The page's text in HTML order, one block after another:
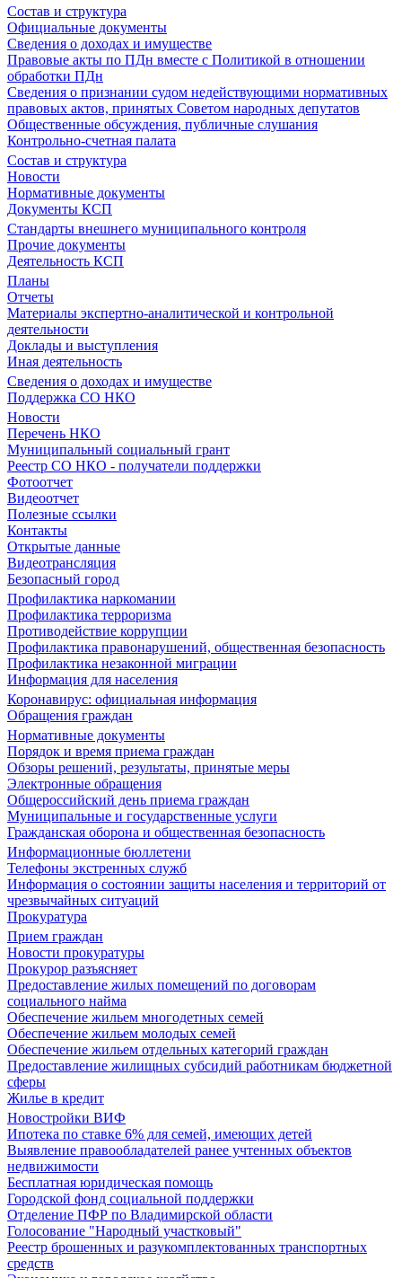
Состав и структура
Официальные документы
Сведения о доходах и имуществе
Правовые акты по ПДн вместе с Политикой в отношении
обработки ПДн
Сведения о признании судом недействующими нормативных
правовых актов, принятых Советом народных депутатов
Общественные обсуждения, публичные слушания
Контрольно-счетная палата
Состав и структура
Новости
Нормативные документы
Документы КСП
Стандарты внешнего муниципального контроля
Прочие документы
Деятельность КСП
Планы
Отчеты
Материалы экспертно-аналитической и контрольной
деятельности
Доклады и выступления
Иная деятельность
Сведения о доходах и имуществе
Поддержка СО НКО
Новости
Перечень НКО
Муниципальный социальный грант
Реестр СО НКО - получатели поддержки
Фотоотчет
Видеоотчет
Полезные ссылки
Контакты
Открытые данные
Видеотрансляция
Безопасный город
Профилактика наркомании
Профилактика терроризма
Противодействие коррупции
Профилактика правонарушений, общественная безопасность
Профилактика незаконной миграции
Информация для населения
Коронавирус: официальная информация
Обращения граждан
Нормативные документы
Порядок и время приема граждан
Обзоры решений, результаты, принятые меры
Электронные обращения
Общероссийский день приема граждан
Муниципальные и государственные услуги
Гражданская оборона и общественная безопасность
Информационные бюллетени
Телефоны экстренных служб
Информация о состоянии защиты населения и территорий от
чрезвычайных ситуаций
Прокуратура
Прием граждан
Новости прокуратуры
Прокурор разъясняет
Предоставление жилых помещений по договорам
социального найма
Обеспечение жильем многодетных семей
Обеспечение жильем молодых семей
Обеспечение жильем отдельных категорий граждан
Предоставление жилищных субсидий работникам бюджетной
сферы
Жилье в кредит
Новостройки ВИФ
Ипотека по ставке 6% для семей, имеющих детей
Выявление правообладателей ранее учтенных объектов
недвижимости
Бесплатная юридическая помощь
Городской фонд социальной поддержки
Отделение ПФР по Владимирской области
Голосование "Народный участковый"
Реестр брошенных и разукомплектованных транспортных
средств